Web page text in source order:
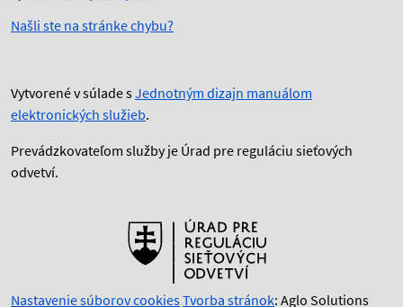
Našli ste na stránke chybu?
Vytvorené v súlade sJednotným dizajn manuálom
elektronických služieb.
Prevádzkovateľom služby je Úrad pre reguláciu sieťových
odvetví.
Nastavenie súborov cookiesTvorba stránok: Aglo Solutions